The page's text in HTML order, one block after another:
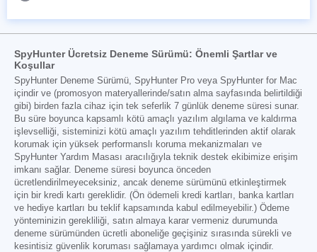
SpyHunter Ücretsiz Deneme Sürümü: Önemli Şartlar ve
Koşullar
SpyHunter Deneme Sürümü, SpyHunter Pro veya SpyHunter for Mac
içindir ve (promosyon materyallerinde/satın alma sayfasında belirtildiği
gibi) birden fazla cihaz için tek seferlik 7 günlük deneme süresi sunar.
Bu süre boyunca kapsamlı kötü amaçlı yazılım algılama ve kaldırma
işlevselliği, sisteminizi kötü amaçlı yazılım tehditlerinden aktif olarak
korumak için yüksek performanslı koruma mekanizmaları ve
SpyHunter Yardım Masası aracılığıyla teknik destek ekibimize erişim
imkanı sağlar. Deneme süresi boyunca önceden
ücretlendirilmeyeceksiniz, ancak deneme sürümünü etkinleştirmek
için bir kredi kartı gereklidir. (Ön ödemeli kredi kartları, banka kartları
ve hediye kartları bu teklif kapsamında kabul edilmeyebilir.) Ödeme
yönteminizin gerekliliği, satın almaya karar vermeniz durumunda
deneme sürümünden ücretli aboneliğe geçişiniz sırasında sürekli ve
kesintisiz güvenlik koruması sağlamaya yardımcı olmak içindir.